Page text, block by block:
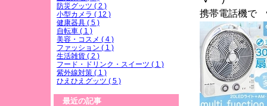
携帯電話機で
防災グッツ ( 2 )
小型カメラ ( 12 )
健康器具 ( 5 )
自転車 ( 1 )
美容・コスメ ( 4 )
ファッション ( 1 )
生活雑貨 ( 2 )
フード・ドリンク・スイーツ ( 1 )
紫外線対策 ( 1 )
ひえひえグッツ ( 5 )
最近の記事